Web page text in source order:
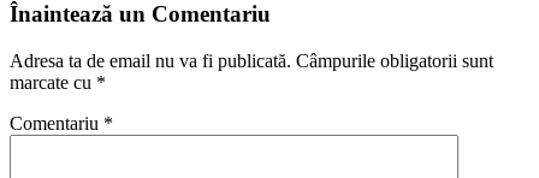
Înaintează un Comentariu
Adresa ta de email nu va fi publicată. Câmpurile obligatorii sunt
marcate cu *
Comentariu *